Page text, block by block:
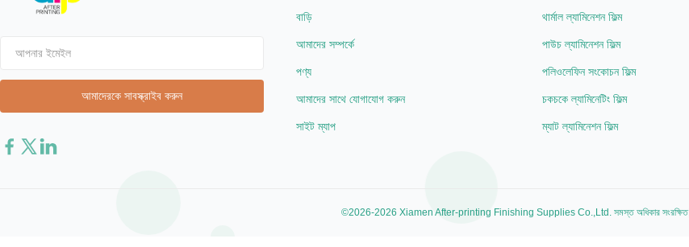
বাড়ি
আমাদের সম্পর্কে
পণ্য
আমাদের সাথে যোগাযোগ করুন
সাইট ম্যাপ
থার্মাল ল্যামিনেশন ফিল্ম
পাউচ ল্যামিনেশন ফিল্ম
পলিওলেফিন সংকোচন ফিল্ম
চকচকে ল্যামিনেটিং ফিল্ম
ম্যাট ল্যামিনেশন ফিল্ম
©2026-2026 Xiamen After-printing Finishing Supplies Co.,Ltd. সমস্ত অধিকার সংরক্ষিত